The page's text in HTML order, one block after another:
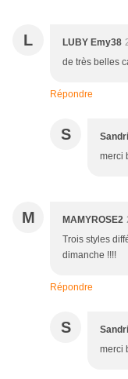
L LUBY Emy38
de très belles
Répondre
S
merci
M MAMYROSE2
Trois styles
dimanche !!!!
Répondre
S
merci